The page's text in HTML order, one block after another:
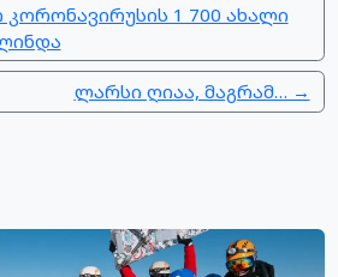
1 700 ახალი
ლარსი ღიაა, მაგრამ… →